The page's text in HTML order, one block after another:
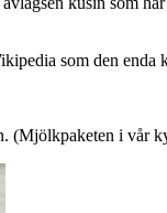
som den enda
(Mjölkpaketen i vår